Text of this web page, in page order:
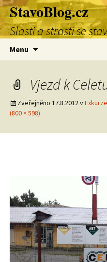
Přejít
k
obsahu
webu
StavoBlog.cz
Slasti a strasti se
Menu
Vjezd k
Zveřejněno 17.8.2012v
(800 × 598)